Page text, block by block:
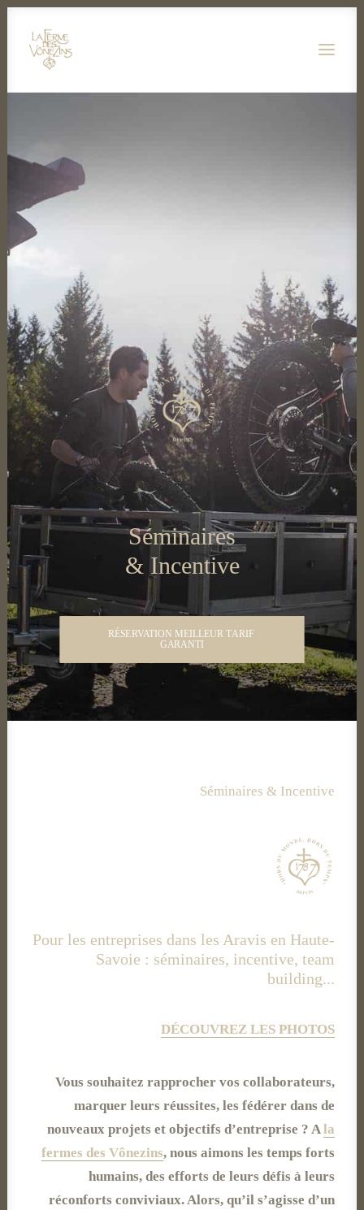
ESPRIT
RESTAURANT
SUITES
ÉVASIONS
SÉMINAIRES
CADEAUX
RÉSERVER
Séminaires
& Incentive
RÉSERVATION MEILLEUR TARIF
GARANTI
Séminaires & Incentive
Pour les entreprises dans les Aravis en Haute-
Savoie : séminaires, incentive, team
building...
DÉCOUVREZ LES PHOTOS
Vous souhaitez rapprocher vos collaborateurs,
marquer leurs réussites, les fédérer dans de
nouveaux projets et objectifs d’entreprise ? Ala
fermes des Vônezins, nous aimons les temps forts
humains, des efforts de leurs défis à leurs
réconforts conviviaux. Alors, qu’il s’agisse d’un